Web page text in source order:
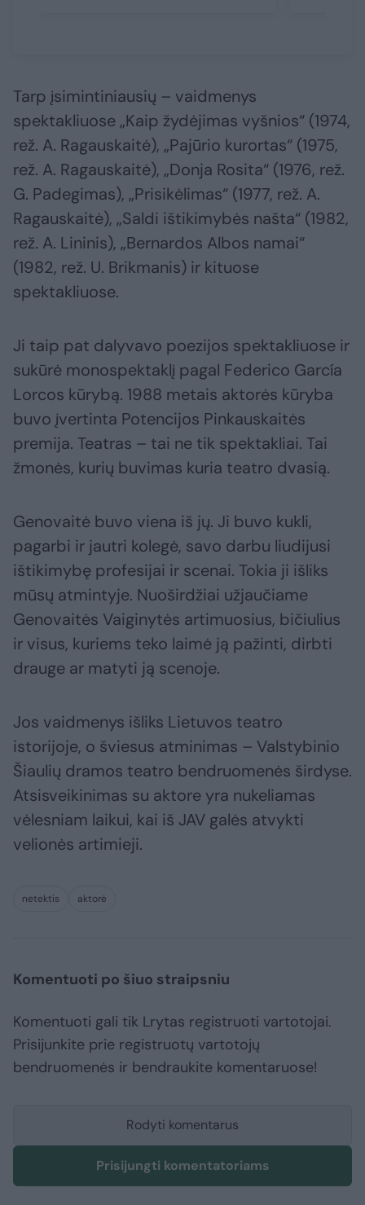
Tarp įsimintiniausių – vaidmenys
spektakliuose „Kaip žydėjimas vyšnios“ (1974,
rež. A. Ragauskaitė), „Pajūrio kurortas“ (1975,
rež. A. Ragauskaitė), „Donja Rosita“ (1976, rež.
G. Padegimas), „Prisikėlimas“ (1977, rež. A.
Ragauskaitė), „Saldi ištikimybės našta“ (1982,
rež. A. Lininis), „Bernardos Albos namai“
(1982, rež. U. Brikmanis) ir kituose
spektakliuose.
Ji taip pat dalyvavo poezijos spektakliuose ir
sukūrė monospektaklį pagal Federico García
Lorcos kūrybą. 1988 metais aktorės kūryba
buvo įvertinta Potencijos Pinkauskaitės
premija. Teatras – tai ne tik spektakliai. Tai
žmonės, kurių buvimas kuria teatro dvasią.
Genovaitė buvo viena iš jų. Ji buvo kukli,
pagarbi ir jautri kolegė, savo darbu liudijusi
ištikimybę profesijai ir scenai. Tokia ji išliks
mūsų atmintyje. Nuoširdžiai užjaučiame
Genovaitės Vaiginytės artimuosius, bičiulius
ir visus, kuriems teko laimė ją pažinti, dirbti
drauge ar matyti ją scenoje.
Jos vaidmenys išliks Lietuvos teatro
istorijoje, o šviesus atminimas – Valstybinio
Šiaulių dramos teatro bendruomenės širdyse.
Atsisveikinimas su aktore yra nukeliamas
vėlesniam laikui, kai iš JAV galės atvykti
velionės artimieji.
netektis aktorė
Komentuoti po šiuo straipsniu
Komentuoti gali tik Lrytas registruoti vartotojai.
Prisijunkite prie registruotų vartotojų
bendruomenės ir bendraukite komentaruose!
Rodyti komentarus
Prisijungti komentatoriams